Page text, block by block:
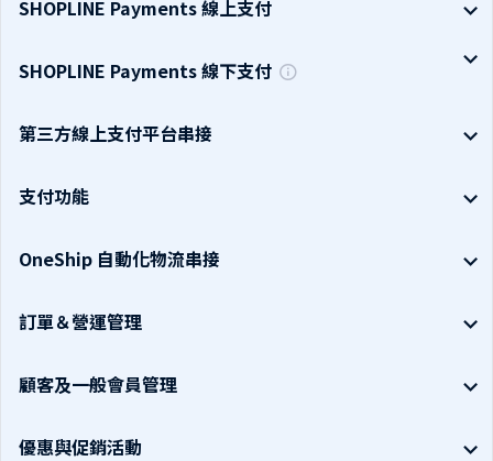
SHOPLINE Payments 線上支付
SHOPLINE Payments 線下支付
第三方線上支付平台串接
支付功能
OneShip 自動化物流串接
訂單＆營運管理
顧客及一般會員管理
優惠與促銷活動